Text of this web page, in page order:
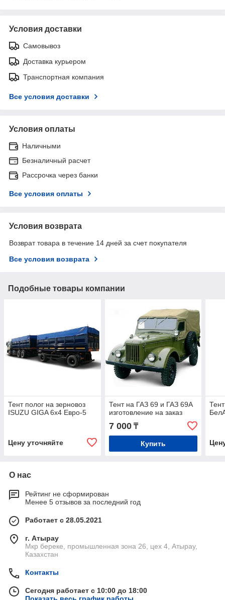
Условия доставки
Самовывоз
Доставка курьером
Транспортная компания
Все условия доставки
Условия оплаты
Наличными
Безналичный расчет
Рассрочка через банки
Все условия оплаты
Условия возврата
Возврат товара в течение 14 дней за счет покупателя
Все условия возврата
Подобные товары компании
Тент полог на зерновоз
ISUZU GIGA 6х4 Евро-5
Цену уточняйте
Тент на ГАЗ 69 и ГАЗ 69А
изготовление на заказ
7 000₸
Купить
О нас
Рейтинг не сформирован
Менее 5 отзывов за последний год
Работает с 28.05.2021
г. Атырау
Мкр береке, промышленная зона 26, цех 4, Атырау,
Казахстан
Контакты
Сегодня работает с 10:00 до 18:00